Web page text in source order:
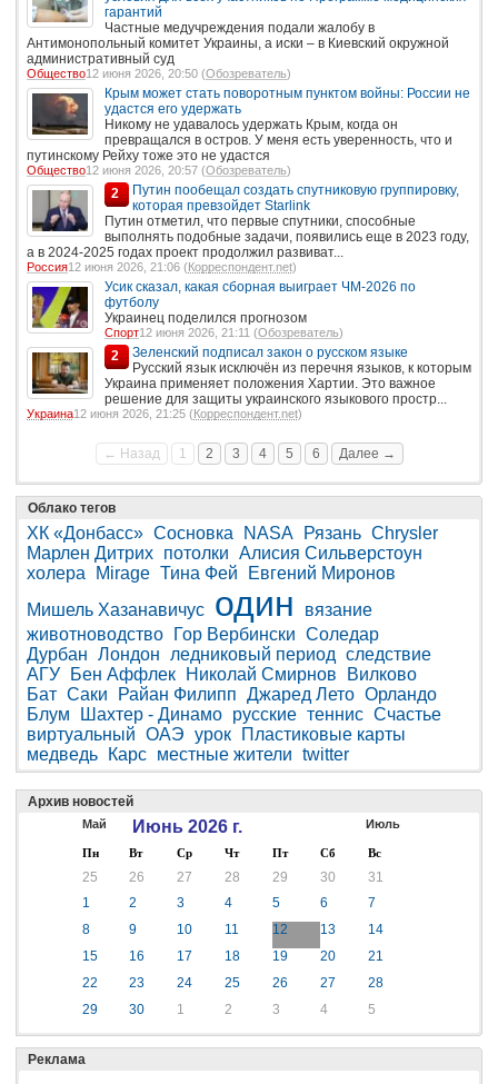
гарантий
Частные медучреждения подали жалобу в
Антимонопольный комитет Украины, а иски – в Киевский окружной
административный суд
Общество12 июня 2026, 20:50 (Обозреватель)
Крым может стать поворотным пунктом войны: России не
удастся его удержать
Никому не удавалось удержать Крым, когда он
превращался в остров. У меня есть уверенность, что и
путинскому Рейху тоже это не удастся
Общество12 июня 2026, 20:57 (Обозреватель)
2
Путин пообещал создать спутниковую группировку,
которая превзойдет Starlink
Путин отметил, что первые спутники, способные
выполнять подобные задачи, появились еще в 2023 году,
а в 2024-2025 годах проект продолжил развиват...
Россия12 июня 2026, 21:06 (Корреспондент.net)
Усик сказал, какая сборная выиграет ЧМ-2026 по
футболу
Украинец поделился прогнозом
Спорт12 июня 2026, 21:11 (Обозреватель)
2
Зеленский подписал закон о русском языке
Русский язык исключён из перечня языков, к которым
Украина применяет положения Хартии. Это важное
решение для защиты украинского языкового простр...
Украина12 июня 2026, 21:25 (Корреспондент.net)
← Назад 1 2 3 4 5 6 Далее →
Облако тегов
ХК «Донбасс» Сосновка NASA Рязань Chrysler
Марлен Дитрих потолки Алисия Сильверстоун
холера
Mirage Тина Фей
Евгений Миронов
Мишель Хазанавичус один
вязание
животноводство
Гор Вербински Соледар
Дурбан Лондон ледниковый период следствие
АГУ
Бен Аффлек Николай Смирнов
Вилково
Бат Саки Райан Филипп Джаред Лето Орландо
Блум
Шахтер - Динамо русские теннис Счастье
виртуальный ОАЭ урок
Пластиковые карты
медведь
Карс местные жители twitter
Архив новостей
Май Июнь 2026 г. Июль
Пн Вт Ср Чт Пт Сб Вс
25 26 27 28 29 30
31
1
2 3 4 5 6
7
8
9 10 11 12 13
14
15
16 17 18 19 20
21
22
23 24 25 26 27
28
29
30 1 2 3 4 5
Реклама